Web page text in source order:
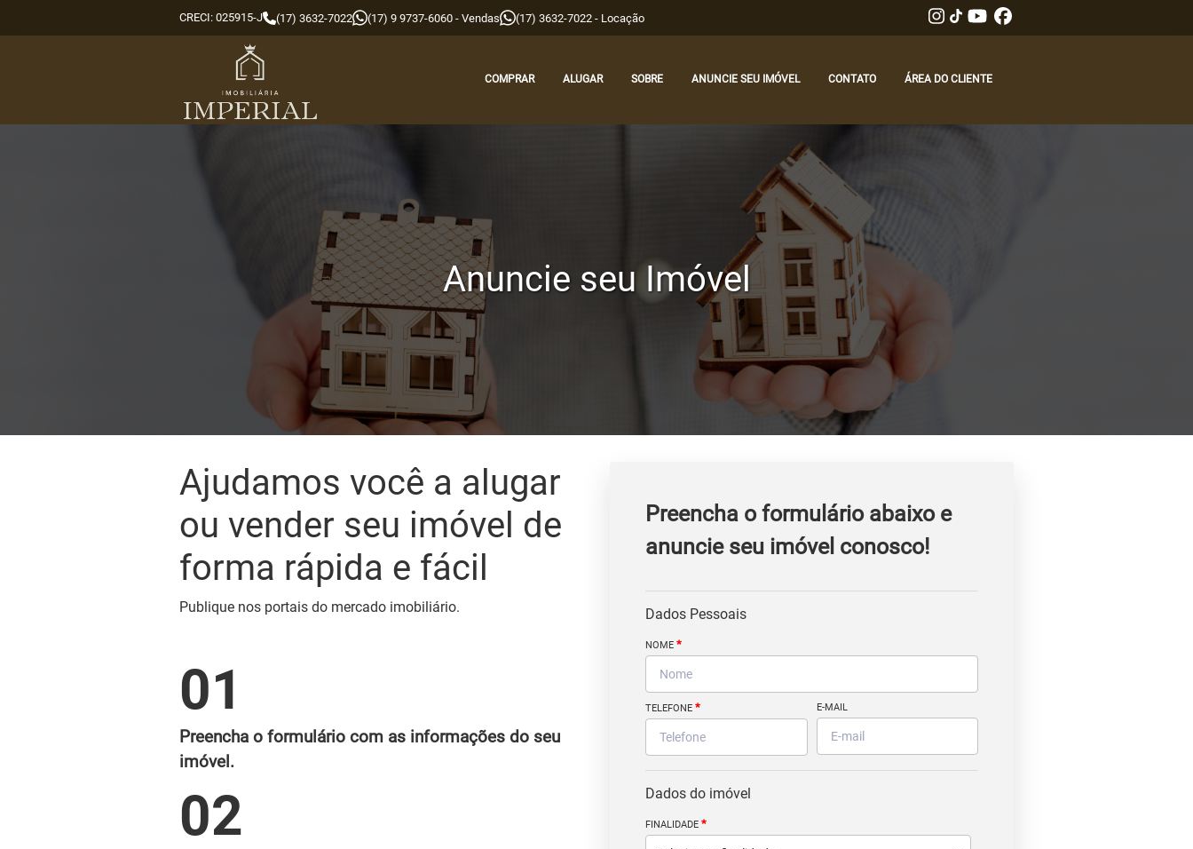
CRECI: 025915-J (17) 3632-7022 (17) 9 9737-6060 - Vendas (17) 3632-7022 - Locação
COMPRAR ALUGAR SOBRE ANUNCIE SEU IMÓVEL CONTATO ÁREA DO CLIENTE
Anuncie seu Imóvel
Ajudamos você a alugar
ou vender seu imóvel de
forma rápida e fácil
Publique nos portais do mercado imobiliário.
01
Preencha o formulário com as informações do seu
imóvel.
02
Preencha o formulário abaixo e
anuncie seu imóvel conosco!
Dados Pessoais
NOME *
TELEFONE * E-MAIL
Dados do imóvel
FINALIDADE *